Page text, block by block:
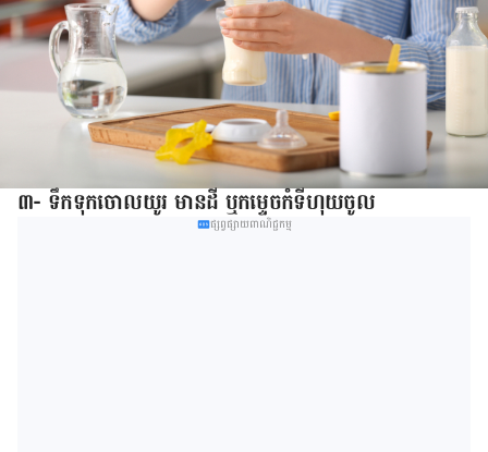
៣- ទឹក​​ទុកចោល​យូរ មាន​ដី​ ឬ​កម្ទេច​កំ​ទី​ហុយ​ចូល
ផ្សព្វផ្សាយពាណិជ្ជកម្ម